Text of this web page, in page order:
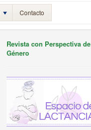
Contacto
Revista con Perspectiva de
Género